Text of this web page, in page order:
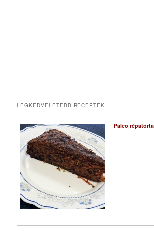
LEGKEDVELETEBB RECEPTEK
Paleo répatorta